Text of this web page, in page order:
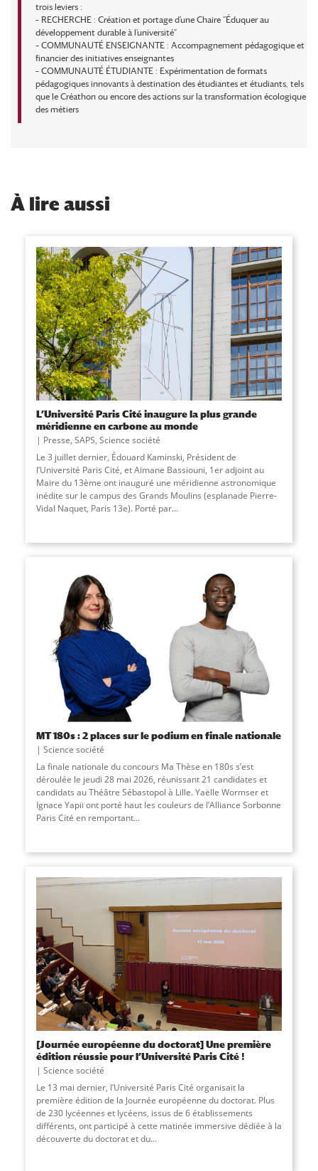
trois leviers :
– RECHERCHE : Création et portage d’une Chaire “Éduquer au
développement durable à l’université”
– COMMUNAUTÉ ENSEIGNANTE : Accompagnement pédagogique et
financier des initiatives enseignantes
– COMMUNAUTÉ ÉTUDIANTE : Expérimentation de formats
pédagogiques innovants à destination des étudiantes et étudiants, tels
que le Créathon ou encore des actions sur la transformation écologique
des métiers
À lire aussi
L’Université Paris Cité inaugure la plus grande
méridienne en carbone au monde
Presse, SAPS, Science société
Le 3 juillet dernier, Édouard Kaminski, Président de
l’Université Paris Cité, et Aimane Bassiouni, 1er adjoint au
Maire du 13ème ont inauguré une méridienne astronomique
inédite sur le campus des Grands Moulins (esplanade Pierre-
Vidal Naquet, Paris 13e). Porté par...
MT 180s : 2 places sur le podium en finale nationale
Science société
La finale nationale du concours Ma Thèse en 180s s’est
déroulée le jeudi 28 mai 2026, réunissant 21 candidates et
candidats au Théâtre Sébastopol à Lille. Yaëlle Wormser et
Ignace Yapii ont porté haut les couleurs de l’Alliance Sorbonne
Paris Cité en remportant...
[Journée européenne du doctorat] Une première
édition réussie pour l’Université Paris Cité !
Science société
Le 13 mai dernier, l’Université Paris Cité organisait la
première édition de la Journée européenne du doctorat. Plus
de 230 lycéennes et lycéens, issus de 6 établissements
différents, ont participé à cette matinée immersive dédiée à la
découverte du doctorat et du...